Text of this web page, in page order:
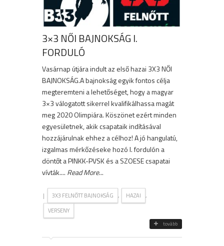
3×3 NŐI BAJNOKSÁG I.
FORDULÓ
Vasárnap útjára indult az első hazai 3X3 NŐI
BAJNOKSÁG.A bajnokság egyik fontos célja
megteremteni a lehetőséget, hogy a magyar
3×3 válogatott sikerrel kvalifikálhassa magát
meg 2020 Olimpiára. Köszönet ezért minden
egyesületnek, akik csapataik indításával
hozzájárulnak ehhez a célhoz! A jó hangulatú,
izgalmas mérkőzéseke hozó I. fordulón a
döntőt a PINKK-PVSK és a SZOESE csapatai
vívták.... Read More...
| 3X3 FELNŐTT BAJNOKSÁG , HAZAI ,
VERSENY
tovább